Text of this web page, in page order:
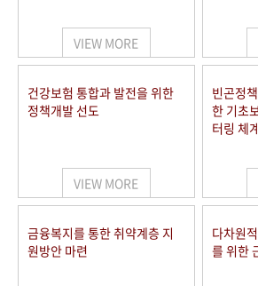
VIEW MORE
건강보험 통합과 발전을 위한
정책개발 선도
VIEW MORE
빈곤정
한 기초
터링 체
금융복지를 통한 취약계층 지
원방안 마련
다차원
를 위한